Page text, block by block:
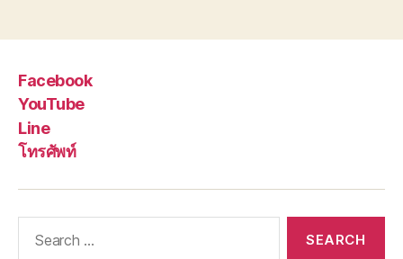
Facebook
YouTube
Line
โทรศัพท์